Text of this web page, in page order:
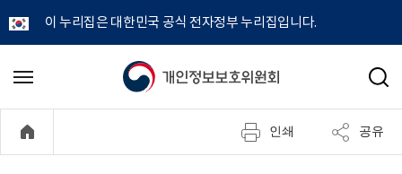
이 누리집은 대한민국 공식 전자정부 누리집입니다.
개
정
메
기
검
인쇄 공유